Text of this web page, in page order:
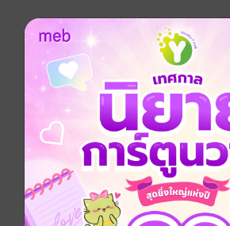
ถึงเวลาเปิดม่านฉากสำคัญที่ทุกคนรอคอย
บทสรุปแห่งการต่อสู้ครั้งสุดท้ายระหว่าง
อสุรกาย
ยามเมื่อความสิ้นหวังหลั่งไหล พิษแห่งคว
พยาบาทล้นทะลัก มังกรกู่ร้องประกาศศั
รุ่งสางของวันใหม่จะมาเยือนได้หรือไม่
สุดท้ายในวันนี้แล้ว
Boy love / Yaoi แฟนตาซี